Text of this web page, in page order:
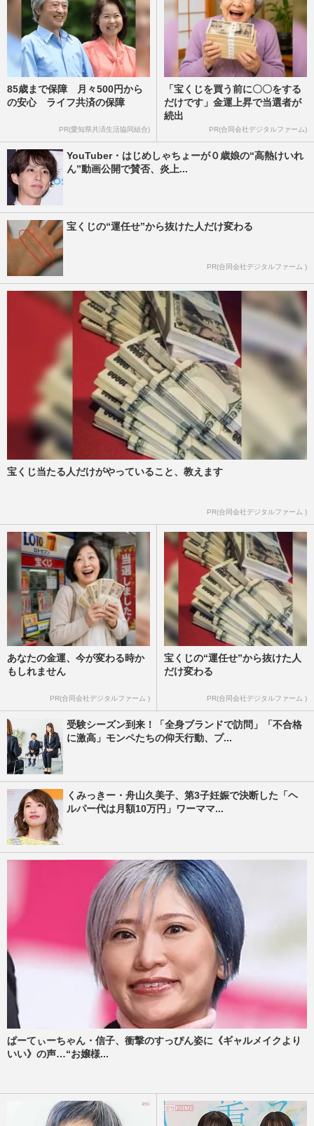
85歳まで保障 月々500円から
の安心 ライフ共済の保障
PR(愛知県共済生活協同組合)
「宝くじを買う前に〇〇をする
だけです」金運上昇で当選者が
続出
PR(合同会社デジタルファーム)
YouTuber・はじめしゃちょーが０歳娘の“高熱けいれ
ん”動画公開で賛否、炎上...
宝くじの“運任せ”から抜けた人だけ変わる
PR(合同会社デジタルファーム )
宝くじ当たる人だけがやっていること、教えます
PR(合同会社デジタルファーム )
あなたの金運、今が変わる時か
もしれません
PR(合同会社デジタルファーム )
宝くじの“運任せ”から抜けた人
だけ変わる
PR(合同会社デジタルファーム )
受験シーズン到来！「全身ブランドで訪問」「不合格
に激高」モンペたちの仰天行動、プ...
くみっきー・舟山久美子、第3子妊娠で決断した「ヘ
ルパー代は月額10万円」ワーママ...
ぱーてぃーちゃん・信子、衝撃のすっぴん姿に《ギャルメイクより
いい》の声…“お嬢様...